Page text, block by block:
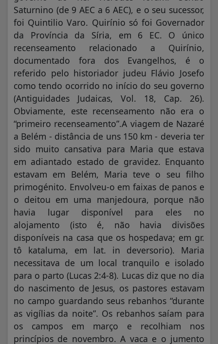
Saturnino (de 9 AEC a 6 AEC), e o seu sucessor,
foi Quintilio Varo. Quirínio só foi Governador
da Província da Síria, em 6 EC. O único
recenseamento relacionado a Quirínio,
documentado fora dos Evangelhos, é o
referido pelo historiador judeu Flávio Josefo
como tendo ocorrido no início do seu governo
(Antiguidades Judaicas, Vol. 18, Cap. 26).
Obviamente, este recenseamento não era o
“primeiro recenseamento”.A viagem de Nazaré
a Belém - distância de uns 150 km - deveria ter
sido muito cansativa para Maria que estava
em adiantado estado de gravidez. Enquanto
estavam em Belém, Maria teve o seu filho
primogénito. Envolveu-o em faixas de panos e
o deitou em uma manjedoura, porque não
havia lugar disponível para eles no
alojamento (isto é, não havia divisões
disponíveis na casa que os hospedava; em gr.
tô kataluma, em lat. in deversorio). Maria
necessitava de um local tranquilo e isolado
para o parto (Lucas 2:4-8). Lucas diz que no dia
do nascimento de Jesus, os pastores estavam
no campo guardando seus rebanhos “durante
as vigílias da noite”. Os rebanhos saíam para
os campos em março e recolhiam nos
princípios de novembro. A vaca e o jumento